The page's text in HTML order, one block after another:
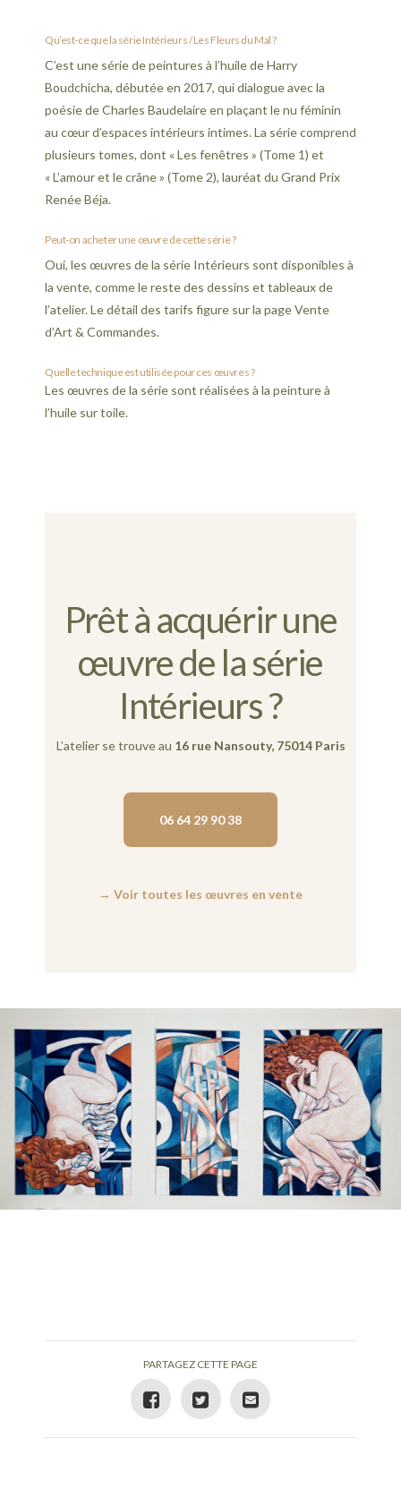
Qu’est-ce que la série Intérieurs / Les Fleurs du Mal ?
C’est une série de peintures à l’huile de Harry
Boudchicha, débutée en 2017, qui dialogue avec la
poésie de Charles Baudelaire en plaçant le nu féminin
au cœur d’espaces intérieurs intimes. La série comprend
plusieurs tomes, dont « Les fenêtres » (Tome 1) et
« L’amour et le crâne » (Tome 2), lauréat du Grand Prix
Renée Béja.
Peut-on acheter une œuvre de cette série ?
Oui, les œuvres de la série Intérieurs sont disponibles à
la vente, comme le reste des dessins et tableaux de
l’atelier. Le détail des tarifs figure sur la page Vente
d’Art & Commandes.
Quelle technique est utilisée pour ces œuvres ?
Les œuvres de la série sont réalisées à la peinture à
l’huile sur toile.
Prêt à acquérir une
œuvre de la série
Intérieurs ?
L’atelier se trouve au 16 rue Nansouty, 75014 Paris
06 64 29 90 38
→ Voir toutes les œuvres en vente
PARTAGEZ CETTE PAGE